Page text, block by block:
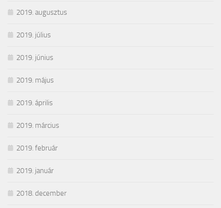
2019. augusztus
2019. július
2019. június
2019. május
2019. április
2019. március
2019. február
2019. január
2018. december